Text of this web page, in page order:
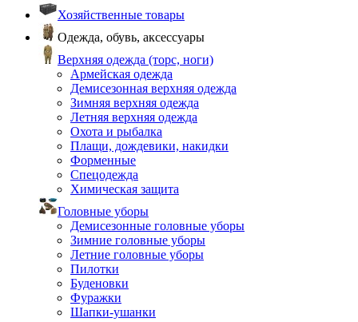
Хозяйственные товары
Одежда, обувь, аксессуары
Верхняя одежда (торс, ноги)
Армейская одежда
Демисезонная верхняя одежда
Зимняя верхняя одежда
Летняя верхняя одежда
Охота и рыбалка
Плащи, дождевики, накидки
Форменные
Спецодежда
Химическая защита
Головные уборы
Демисезонные головные уборы
Зимние головные уборы
Летние головные уборы
Пилотки
Буденовки
Фуражки
Шапки-ушанки